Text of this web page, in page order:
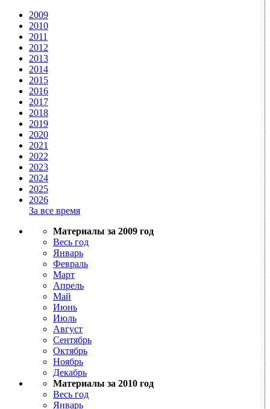
2009
2010
2011
2012
2013
2014
2015
2016
2017
2018
2019
2020
2021
2022
2023
2024
2025
2026
За все время
Материалы за 2009 год
Весь год
Январь
Февраль
Март
Апрель
Май
Июнь
Июль
Август
Сентябрь
Октябрь
Ноябрь
Декабрь
Материалы за 2010 год
Весь год
Январь